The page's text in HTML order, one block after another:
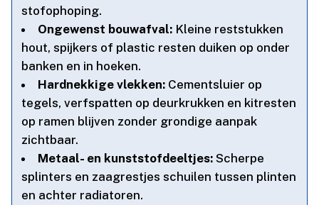
stofophoping.​
Ongewenst bouwafval: Kleine reststukken
hout, spijkers of plastic resten duiken op onder
banken en in hoeken.​
Hardnekkige vlekken: Cementsluier op
tegels, verfspatten op deurkrukken en kitresten
op ramen blijven zonder grondige aanpak
zichtbaar.​
Metaal- en kunststofdeeltjes: Scherpe
splinters en zaagrestjes schuilen tussen plinten
en achter radiatoren.​